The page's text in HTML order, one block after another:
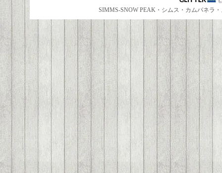
SIMMS-SNOW PEAK・シムス・カムパネラ